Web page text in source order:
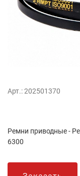
Арт.: 202501370
Ремни приводные -
6300